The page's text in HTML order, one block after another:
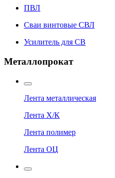
ПВЛ
Сваи винтовые СВЛ
Усилитель для СВ
Металлопрокат
Лента металлическая
Лента Х/К
Лента полимер
Лента ОЦ